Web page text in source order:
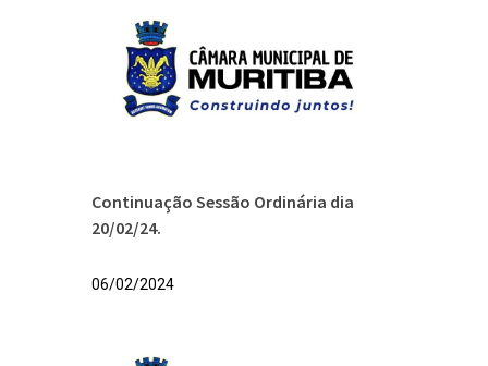
Continuação Sessão Ordinária dia
20/02/24.
06/02/2024